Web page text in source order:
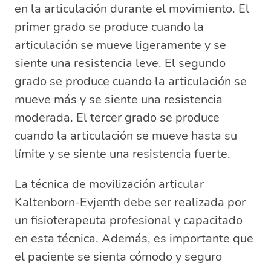
en la articulación durante el movimiento. El
primer grado se produce cuando la
articulación se mueve ligeramente y se
siente una resistencia leve. El segundo
grado se produce cuando la articulación se
mueve más y se siente una resistencia
moderada. El tercer grado se produce
cuando la articulación se mueve hasta su
límite y se siente una resistencia fuerte.
La técnica de movilización articular
Kaltenborn-Evjenth debe ser realizada por
un fisioterapeuta profesional y capacitado
en esta técnica. Además, es importante que
el paciente se sienta cómodo y seguro